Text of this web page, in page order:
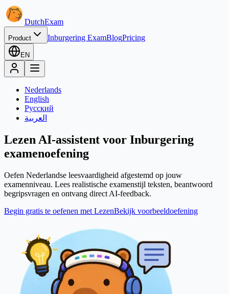
DutchExam
Product Inburgering ExamBlogPricing
EN
Nederlands
English
Русский
العربية
Lezen AI-assistent voor Inburgering
examenoefening
Oefen Nederlandse leesvaardigheid afgestemd op jouw
examenniveau. Lees realistische examenstijl teksten, beantwoord
begripsvragen en ontvang direct AI-feedback.
Begin gratis te oefenen met LezenBekijk voorbeeldoefening